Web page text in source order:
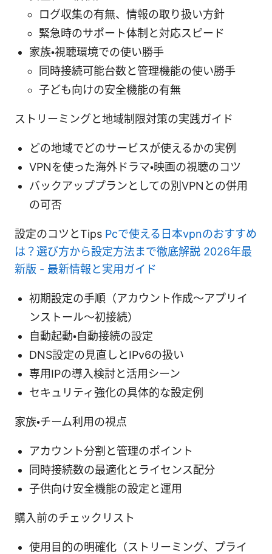
ログ収集の有無、情報の取り扱い方針
緊急時のサポート体制と対応スピード
家族・視聴環境での使い勝手
同時接続可能台数と管理機能の使い勝手
子ども向けの安全機能の有無
ストリーミングと地域制限対策の実践ガイド
どの地域でどのサービスが使えるかの実例
VPNを使った海外ドラマ・映画の視聴のコツ
バックアッププランとしての別VPNとの併用
の可否
設定のコツとTips Pcで使える日本vpnのおすすめ
は？選び方から設定方法まで徹底解説 2026年最
新版 - 最新情報と実用ガイド
初期設定の手順（アカウント作成～アプリイ
ンストール～初接続）
自動起動・自動接続の設定
DNS設定の見直しとIPv6の扱い
専用IPの導入検討と活用シーン
セキュリティ強化の具体的な設定例
家族・チーム利用の視点
アカウント分割と管理のポイント
同時接続数の最適化とライセンス配分
子供向け安全機能の設定と運用
購入前のチェックリスト
使用目的の明確化（ストリーミング、プライ